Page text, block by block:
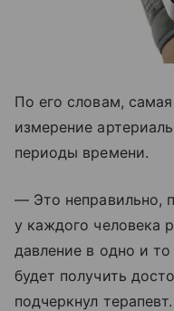
По его словам,
измерение
периоды времени.
— Это неправильно,
у каждого человека
давление в одно и
будет получить
подчеркнул терапевт.